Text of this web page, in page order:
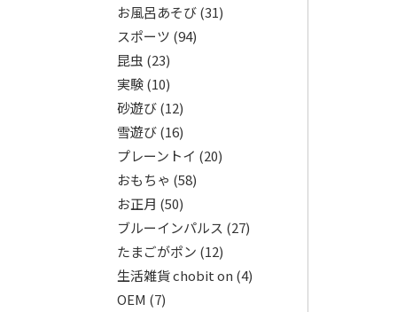
お風呂あそび(31)
スポーツ (94)
昆虫 (23)
実験(10)
砂遊び(12)
雪遊び(16)
プレーントイ (20)
おもちゃ (58)
お正月 (50)
ブルーインパルス (27)
たまごがポン (12)
生活雑貨 chobit on (4)
OEM (7)